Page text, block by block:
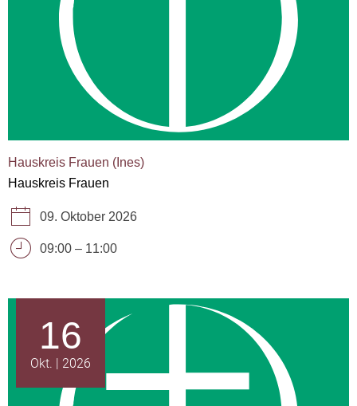
Hauskreis Frauen (Ines)
Hauskreis Frauen
09. Oktober 2026
09:00 – 11:00
16
Okt. 2026